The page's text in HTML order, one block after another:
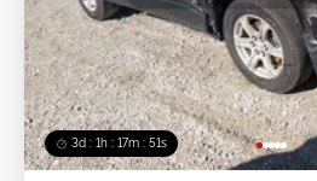
3d : 1h : 17m : 48s